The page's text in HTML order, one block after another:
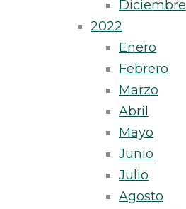
Diciembre
2022
Enero
Febrero
Marzo
Abril
Mayo
Junio
Julio
Agosto